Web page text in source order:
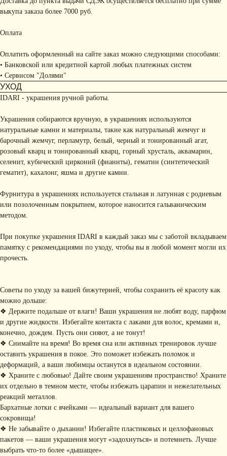
выкупа заказа более 7000 руб.
Оплата
Оплатить оформленный на сайте заказ можно следующими способами:
• Банковской или кредитной картой любых платежных систем
• Сервисом "Долями"
УХОД
IDARI - украшения ручной работы.
Украшения собираются вручную, в украшениях используются
натуральные камни и материалы, такие как натуральный жемчуг и
барочный жемчуг, перламутр, белый, черный и тонированный агат,
розовый кварц и тонированный кварц, горный хрусталь, аквамарин,
селенит, кубический цирконий (фианиты), гематин (синтетический
гематит), кахалонг, яшма и другие камни.
Фурнитура в украшениях используется стальная и латунная с родиевым
или позолоченным покрытием, которое наносится гальваническим
методом.
При покупке украшения IDARI в каждый заказ мы с заботой вкладываем
памятку с рекомендациями по уходу, чтобы вы в любой момент могли их
прочесть.
Советы по уходу за вашей бижутерией, чтобы сохранить её красоту как
можно дольше:
❖ Держите подальше от влаги! Ваши украшения не любят воду, парфюм
и другие жидкости. Избегайте контакта с лаками для волос, кремами и,
конечно, дождем. Пусть они сияют, а не тонут!
❖ Снимайте на время! Во время сна или активных тренировок лучше
оставить украшения в покое. Это поможет избежать поломок и
деформаций, а ваши любимцы останутся в идеальном состоянии.
❖ Храните с любовью! Дайте своим украшениям пространство! Храните
их отдельно в темном месте, чтобы избежать царапин и нежелательных
реакций металлов.
Бархатные лотки с ячейками — идеальный вариант для вашего
сокровища!
❖ Не забывайте о дыхании! Избегайте пластиковых и целлофановых
пакетов — ваши украшения могут «задохнуться» и потемнеть. Лучше
выбрать что-то более «дышащее».
ПОДПИШИТЕСЬ НА
РАССЫЛКУ
• Обмен и возврат
• Доставка и оплата
по уходу
• Упаковка
• Главная
• Каталог
idari.brand@mail.ru
+ 7 (916) 958-00-78
КОНТАКТЫ
Рассказываем о новых
коллекциях, акциях и трендах
РАЗДЕЛЫ ИНТЕРНЕТ-
МАГАЗИНА